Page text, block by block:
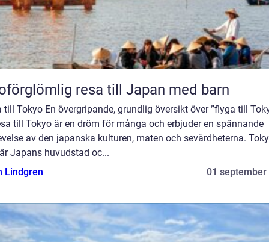
resa till Japan med barn
till Tokyo En övergripande, grundlig översikt över ”flyga till
till Tokyo är en dröm för många och erbjuder en spännande
av den japanska kulturen, maten och sevärdheterna.
Japans huvudstad oc...
Lindgren
01 september